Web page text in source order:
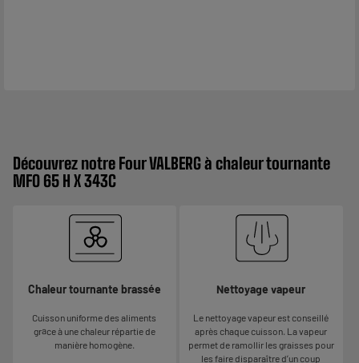
Découvrez notre Four VALBERG à chaleur tournante
MFO 65 H X 343C
Chaleur tournante brassée
Cuisson uniforme des aliments
grâce à une chaleur répartie de
manière homogène.
Nettoyage vapeur
Le nettoyage vapeur est conseillé
après chaque cuisson. La vapeur
permet de ramollir les graisses pour
les faire disparaître d’un coup